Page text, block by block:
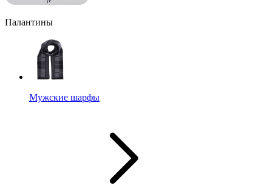
Палантины
Мужские шарфы